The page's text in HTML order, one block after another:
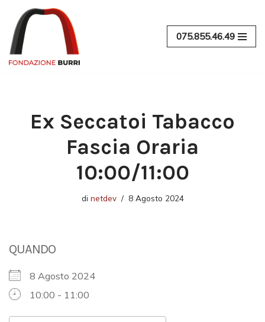
Vai
al
contenuto
075.855.46.49
Ex Seccatoi Tabacco
Fascia Oraria
10:00/11:00
di netdev 8 Agosto 2024
QUANDO
8 Agosto 2024
10:00 - 11:00